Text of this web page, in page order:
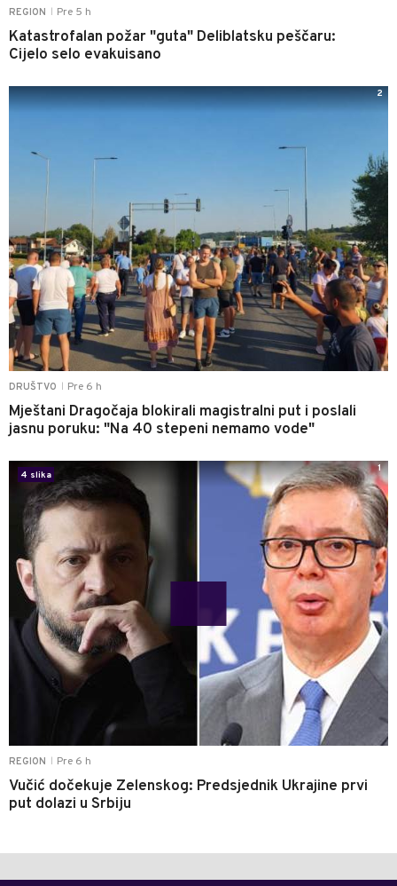
REGION Pre 5 h
Katastrofalan požar "guta" Deliblatsku peščaru:
Cijelo selo evakuisano
DRUŠTVO Pre 6 h
Mještani Dragočaja blokirali magistralni put i poslali
jasnu poruku: "Na 40 stepeni nemamo vode"
2
REGION Pre 6 h
Vučić dočekuje Zelenskog: Predsjednik Ukrajine prvi
put dolazi u Srbiju
4 slika
1